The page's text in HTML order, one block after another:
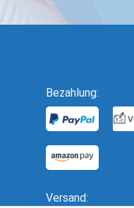
Bezahlung:
Versand: